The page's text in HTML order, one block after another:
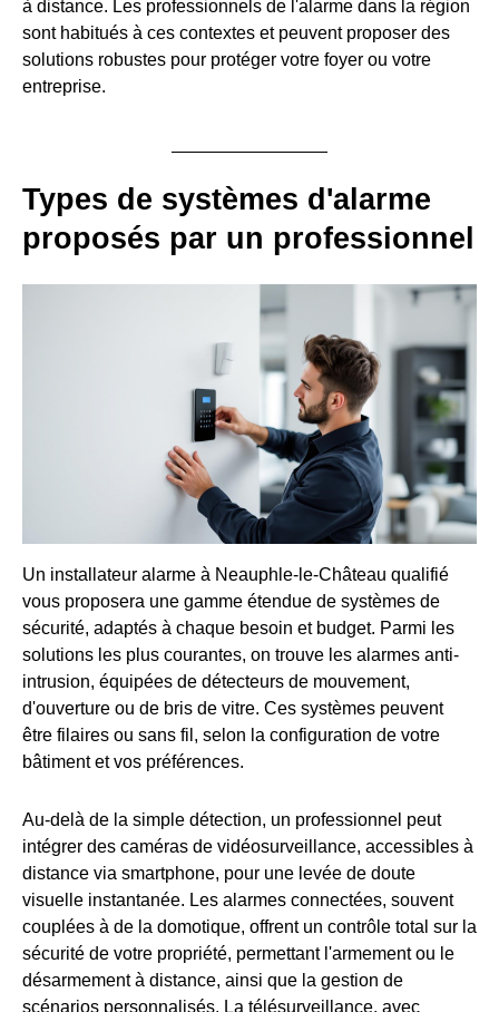
à distance. Les professionnels de l'alarme dans la région
sont habitués à ces contextes et peuvent proposer des
solutions robustes pour protéger votre foyer ou votre
entreprise.
Types de systèmes d'alarme
proposés par un professionnel
Un installateur alarme à Neauphle-le-Château qualifié
vous proposera une gamme étendue de systèmes de
sécurité, adaptés à chaque besoin et budget. Parmi les
solutions les plus courantes, on trouve les alarmes anti-
intrusion, équipées de détecteurs de mouvement,
d'ouverture ou de bris de vitre. Ces systèmes peuvent
être filaires ou sans fil, selon la configuration de votre
bâtiment et vos préférences.
Au-delà de la simple détection, un professionnel peut
intégrer des caméras de vidéosurveillance, accessibles à
distance via smartphone, pour une levée de doute
visuelle instantanée. Les alarmes connectées, souvent
couplées à de la domotique, offrent un contrôle total sur la
sécurité de votre propriété, permettant l'armement ou le
désarmement à distance, ainsi que la gestion de
scénarios personnalisés. La télésurveillance, avec